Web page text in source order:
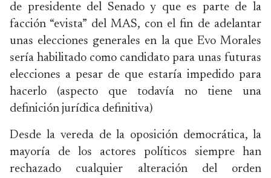
de presidente del Senado y que es parte de la
facción “evista” del MAS, con el fin de adelantar
unas elecciones generales en la que Evo Morales
sería habilitado como candidato para unas futuras
elecciones a pesar de que estaría impedido para
hacerlo (aspecto que todavía no tiene una
definición jurídica definitiva)
Desde la vereda de la oposición democrática, la
mayoría de los actores políticos siempre han
rechazado cualquier alteración del orden